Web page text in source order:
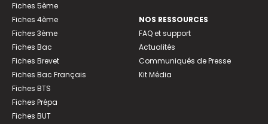
Fiches 5ème
Fiches 4ème
Fiches 3ème
Fiches Bac
Fiches Brevet
Fiches Bac Français
Fiches BTS
Fiches Prépa
Fiches BUT
NOS RESSOURCES
FAQ et support
Actualités
Communiqués de Presse
Kit Média